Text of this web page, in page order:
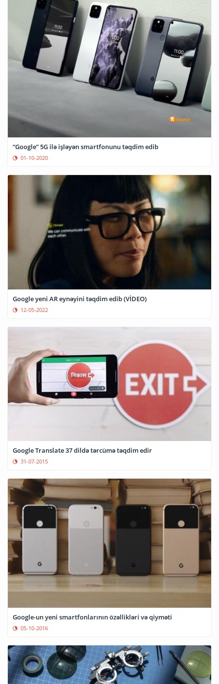
“Google” 5G ilə işləyən smartfonunu təqdim edib
01-10-2020
Google yeni AR eynəyini təqdim edib (VİDEO)
12-05-2022
Google Translate 37 dildə tərcümə təqdim edir
31-07-2015
Google-un yeni smartfonlarının özəllikləri və qiyməti
05-10-2016